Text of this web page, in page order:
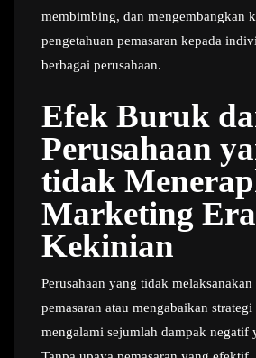
membimbing, dan mengembangkan
pengetahuan pemasaran kepada
berbagai perusahaan.
Efek Buruk
Perusahaan
tidak
Marketing Era
Kekinian
Perusahaan yang tidak melaksanakan
pemasaran atau mengabaikan strategi
mengalami sejumlah dampak negatif